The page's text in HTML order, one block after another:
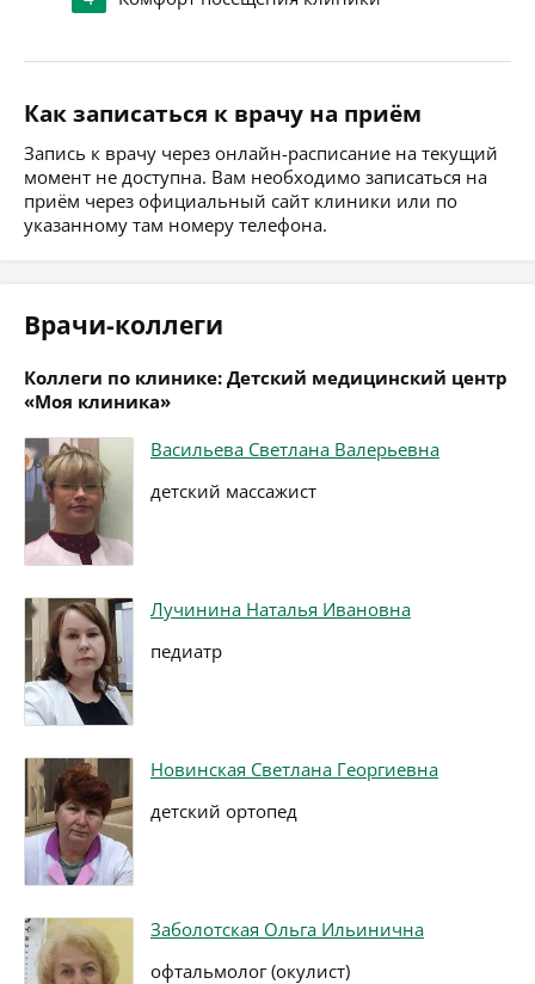
Как записаться к врачу на приём
Запись к врачу через онлайн-расписание на текущий
момент не доступна. Вам необходимо записаться на
приём через официальный сайт клиники или по
указанному там номеру телефона.
Врачи-коллеги
Коллеги по клинике: Детский медицинский центр
«Моя клиника»
Васильева Светлана Валерьевна
детский массажист
Лучинина Наталья Ивановна
педиатр
Новинская Светлана Георгиевна
детский ортопед
Заболотская Ольга Ильинична
офтальмолог (окулист)